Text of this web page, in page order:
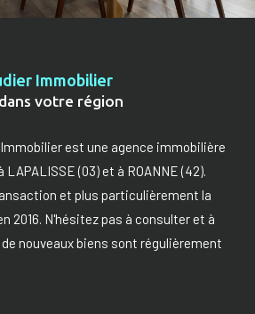
Immobilier
votre région
est une agence immobilière
(03) et à ROANNE (42).
et plus particulièrement la
2016. N'hésitez pas à consulter et à
nouveaux biens sont régulièrement